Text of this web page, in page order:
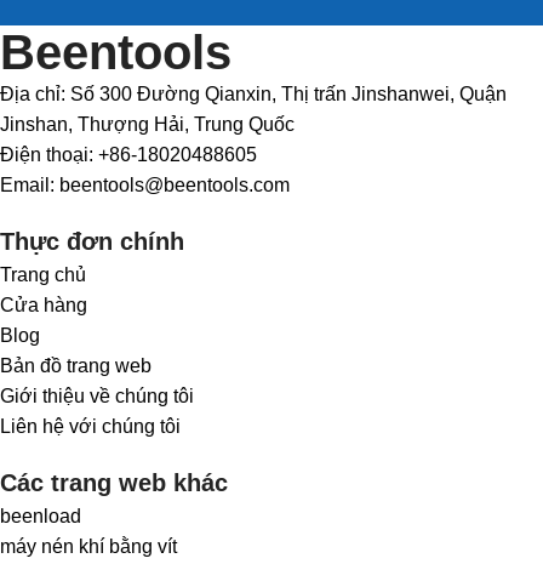
Beentools
Địa chỉ: Số 300 Đường Qianxin, Thị trấn Jinshanwei, Quận
Jinshan, Thượng Hải, Trung Quốc
Điện thoại: +86-18020488605
Email: beentools@beentools.com
Thực đơn chính
Trang chủ
Cửa hàng
Blog
Bản đồ trang web
Giới thiệu về chúng tôi
Liên hệ với chúng tôi
Các trang web khác
beenload
máy nén khí bằng vít